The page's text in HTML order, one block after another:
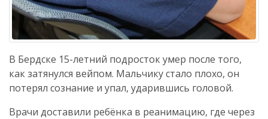
В Бердске 15-летний подросток умер после того,
как затянулся вейпом. Мальчику стало плохо, он
потерял сознание и упал, ударившись головой.
Врачи доставили ребёнка в реанимацию, где через